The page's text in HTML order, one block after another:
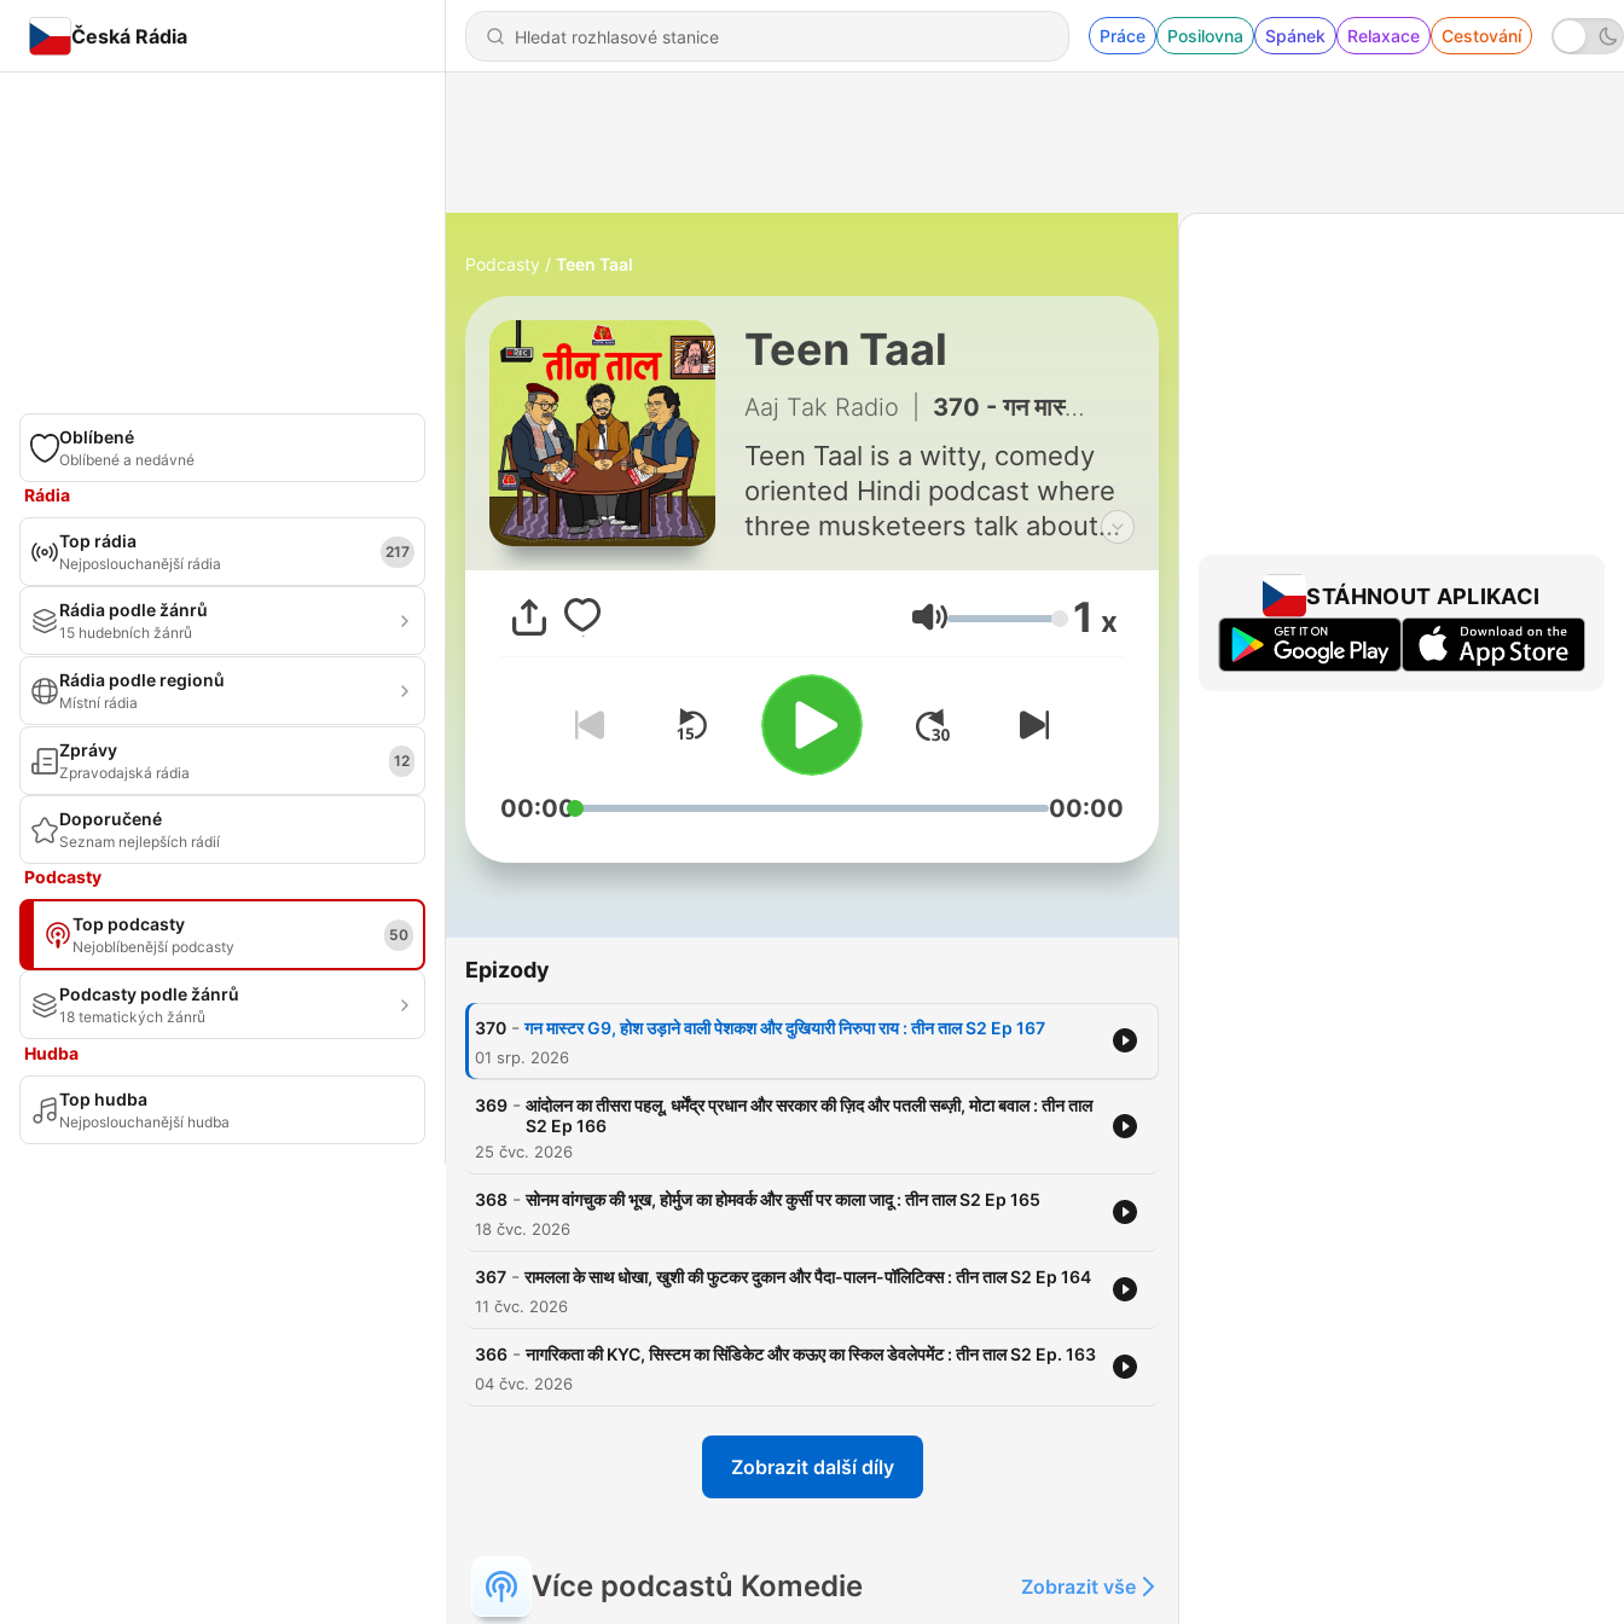
Česká Rádia Práce Posilovna Spánek Relaxace Cestování
Oblíbené
Oblíbené a nedávné
Rádia
Top rádia
Nejposlouchanější rádia
217
Rádia podle žánrů
15 hudebních žánrů
Rádia podle regionů
Místní rádia
Zprávy
Zpravodajská rádia
12
Doporučené
Seznam nejlepších rádií
Podcasty
Top podcasty
Nejoblíbenější podcasty
50
Podcasty podle žánrů
18 tematických žánrů
Hudba
Top hudba
Nejposlouchanější hudba
Podcasty Teen Taal
Teen Taal
Aaj Tak Radio 370 - गन मास्टर G9, होश उड़ाने वाली पेशकश और दुखियारी निरुपा राय : तीन ताल S2 Ep 167
Teen Taal is a witty, comedy
oriented Hindi podcast where
three musketeers talk about
humour and fun. The topic of
conversation varies from
Viral stuff on social media,
food, movies and many more.
Catch your share of fun every
Saturday with Kamlesh Kishore
Khan.
हैं,तीन तिलंगे- कमलेश किशोर सिंह,
आसिफ खान और कुलदीप मिश्र. ये तीनों
बातें करते हैं, ठहाकों के साथ और अपने
सबके लिए नहीं है. जो घर फूंके आपना, सो
चले हमारे साथ. यानी वही लोग सुनें जिनका
आहत होने का पैरामीटर ज़रा ऊंचा हो. हर
शनिवार, आज तक रेडियो पर. जय हो.
Hlasitost 1 x
00:00 00:00
Epizody
370 - गन मास्टर G9, होश उड़ाने वाली पेशकश और दुखियारी निरुपा राय : तीन ताल S2 Ep 167
01 srp. 2026
369 - आंदोलन का तीसरा पहलू, धर्मेंद्र प्रधान और सरकार की ज़िद और पतली सब्ज़ी, मोटा बवाल : तीन ताल
S2 Ep 166
25 čvc. 2026
368 - सोनम वांगचुक की भूख, होर्मुज का होमवर्क और कुर्सी पर काला जादू : तीन ताल S2 Ep 165
18 čvc. 2026
367 - रामलला के साथ धोखा, खुशी की फुटकर दुकान और पैदा-पालन-पॉलिटिक्स : तीन ताल S2 Ep 164
11 čvc. 2026
366 - नागरिकता की KYC, सिस्टम का सिंडिकेट और कऊए का स्किल डेवलेपमेंट : तीन ताल S2 Ep. 163
04 čvc. 2026
Zobrazit další díly
Více podcastů Komedie Zobrazit vše
STÁHNOUT APLIKACI